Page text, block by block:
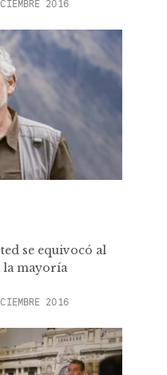
2016
se equivocó al
mayoría
2016